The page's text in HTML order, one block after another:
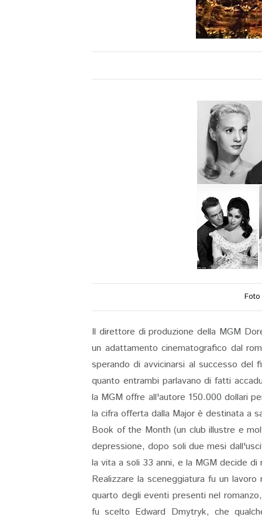
Il direttore di produzione della MGM
un adattamento cinematografico dal
sperando di avvicinarsi al successo del
quanto entrambi parlavano di fatti
la MGM offre all'autore 150.000 dollari
la cifra offerta dalla Major è destinata a
Book of the Month (un club illustre e
depressione, dopo soli due mesi
la vita a soli 33 anni, e la MGM decide
Realizzare la sceneggiatura fu un
quarto degli eventi presenti nel
fu scelto Edward Dmytryk, che